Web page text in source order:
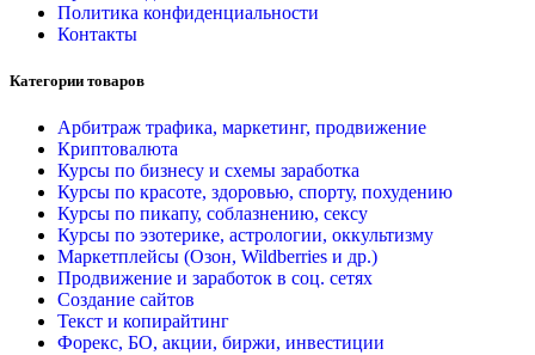
Политика конфиденциальности
Контакты
Категории товаров
Арбитраж трафика, маркетинг, продвижение
Криптовалюта
Курсы по бизнесу и схемы заработка
Курсы по красоте, здоровью, спорту, похудению
Курсы по пикапу, соблазнению, сексу
Курсы по эзотерике, астрологии, оккультизму
Маркетплейсы (Озон, Wildberries и др.)
Продвижение и заработок в соц. сетях
Создание сайтов
Текст и копирайтинг
Форекс, БО, акции, биржи, инвестиции